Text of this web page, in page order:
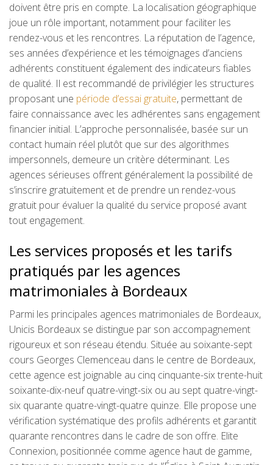
doivent être pris en compte. La localisation géographique
joue un rôle important, notamment pour faciliter les
rendez-vous et les rencontres. La réputation de l’agence,
ses années d’expérience et les témoignages d’anciens
adhérents constituent également des indicateurs fiables
de qualité. Il est recommandé de privilégier les structures
proposant une période d’essai gratuite, permettant de
faire connaissance avec les adhérentes sans engagement
financier initial. L’approche personnalisée, basée sur un
contact humain réel plutôt que sur des algorithmes
impersonnels, demeure un critère déterminant. Les
agences sérieuses offrent généralement la possibilité de
s’inscrire gratuitement et de prendre un rendez-vous
gratuit pour évaluer la qualité du service proposé avant
tout engagement.
Les services proposés et les tarifs
pratiqués par les agences
matrimoniales à Bordeaux
Parmi les principales agences matrimoniales de Bordeaux,
Unicis Bordeaux se distingue par son accompagnement
rigoureux et son réseau étendu. Située au soixante-sept
cours Georges Clemenceau dans le centre de Bordeaux,
cette agence est joignable au cinq cinquante-six trente-huit
soixante-dix-neuf quatre-vingt-six ou au sept quatre-vingt-
six quarante quatre-vingt-quatre quinze. Elle propose une
vérification systématique des profils adhérents et garantit
quarante rencontres dans le cadre de son offre. Elite
Connexion, positionnée comme agence haut de gamme,